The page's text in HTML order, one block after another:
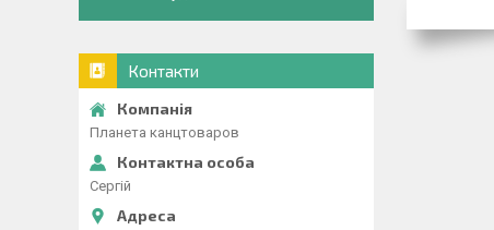
Контакти
Планета канцтоваров
Сергій